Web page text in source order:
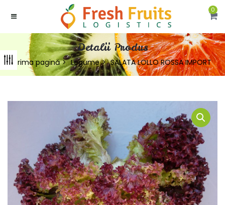
0
Detalii Produs
Prima pagină Legume SALATA LOLLO ROSSA IMPORT